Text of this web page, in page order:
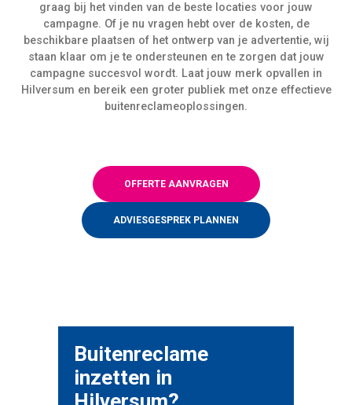
graag bij het vinden van de beste locaties voor jouw
campagne. Of je nu vragen hebt over de kosten, de
beschikbare plaatsen of het ontwerp van je advertentie, wij
staan klaar om je te ondersteunen en te zorgen dat jouw
campagne succesvol wordt. Laat jouw merk opvallen in
Hilversum en bereik een groter publiek met onze effectieve
buitenreclameoplossingen.
OFFERTE AANVRAGEN
ADVIESGESPREK PLANNEN
Buitenreclame
inzetten in